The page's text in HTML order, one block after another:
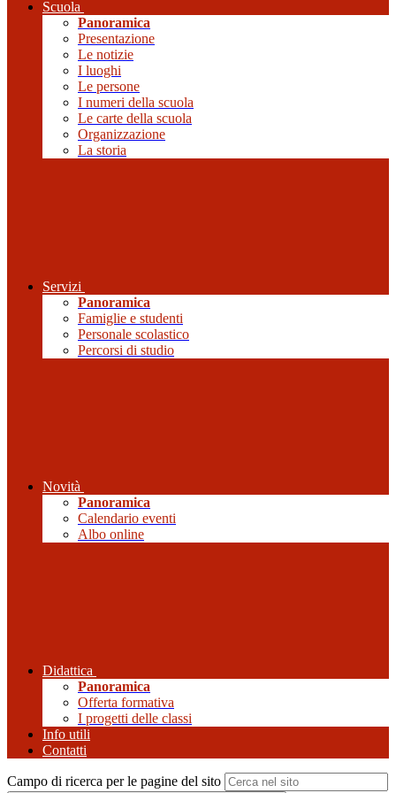
Scuola
Panoramica
Presentazione
Le notizie
I luoghi
Le persone
I numeri della scuola
Le carte della scuola
Organizzazione
La storia
Servizi
Panoramica
Famiglie e studenti
Personale scolastico
Percorsi di studio
Novità
Panoramica
Calendario eventi
Albo online
Didattica
Panoramica
Offerta formativa
I progetti delle classi
Info utili
Contatti
Campo di ricerca per le pagine del sito